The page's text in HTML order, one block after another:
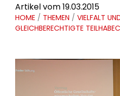
Artikel vom 19.03.2015
HOME / THEMEN / VIELFALT
GLEICHBERECHTIGTE